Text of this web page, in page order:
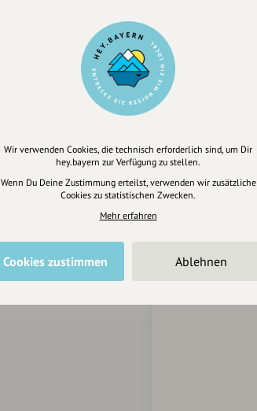
Wir verwenden Cookies, die technisch erforderlich sind, um Dir
hey.bayern zur Verfügung zu stellen.
Wenn Du Deine Zustimmung erteilst, verwenden wir zusätzliche
Cookies zu statistischen Zwecken.
Mehr erfahren
Cookies zustimmen Ablehnen